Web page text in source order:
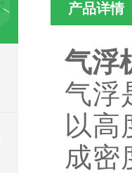
产品详情
气浮
气浮
以高
成密